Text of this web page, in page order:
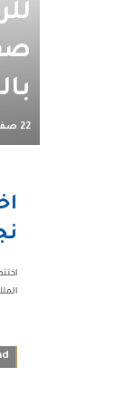
22 صفر 1446 هـ - 26 أغسطس 2024 م